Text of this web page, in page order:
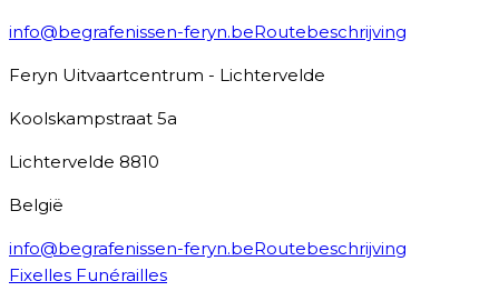
info@begrafenissen-feryn.beRoutebeschrijving
Feryn Uitvaartcentrum - Lichtervelde
Koolskampstraat 5a
Lichtervelde 8810
België
info@begrafenissen-feryn.beRoutebeschrijving
Fixelles Funérailles